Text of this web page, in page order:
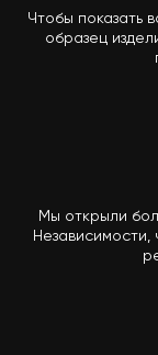
Чтобы показать
образец
Мы открыли
Независимости,